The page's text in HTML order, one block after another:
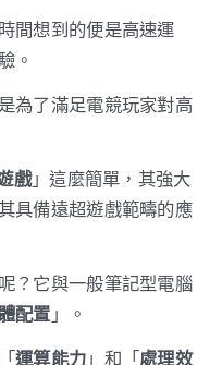
間想到的便是高速運
。
為了滿足電競玩家對高
戲」這麼簡單，其強大
具備遠超遊戲範疇的應
？它與一般筆記型電腦
配置 」。
運算能力 」和「處理效